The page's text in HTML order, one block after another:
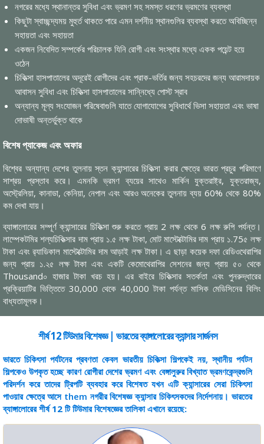
নগরের মধ্যে স্থানান্তর সুবিধা এবং ভ্রমণ সহ সমস্ত ধরণের ভ্রমণের ব্যবস্থা
কিছুটা স্বাচ্ছন্দ্যময় মুহুর্ত থাকতে পারে এমন দর্শনীয় স্থানগুলির ব্যবস্থা করতে অবিচ্ছিন্ন
সহায়তা এবং সহায়তা
একজন নিবেদিত সম্পর্কের পরিচালক যিনি রোগী এবং সংস্থার মধ্যে একক পয়েন্ট হয়ে
ওঠেন
চিকিত্সা হাসপাতালের অদূরেই রোগীদের এবং প্রাক-ভর্তির জন্য সহচরদের জন্য আরামদায়ক
আবাসন সুবিধা এবং চিকিত্সা হাসপাতালের সান্নিধ্যে পোস্ট স্রাব
অন্যান্য মূল্য সংযোজন পরিষেবাগুলি যাতে যোগাযোগের সুবিধার্থে ভিসা সহায়তা এবং ভাষা
দোভাষী অন্তর্ভুক্ত থাকে
বিশেষ প্যাকেজ এবং অফার
বিশ্বের অন্যান্য দেশের তুলনায় স্তন ক্যান্সারের চিকিত্সা করার ক্ষেত্রে ভারত প্রচুর পরিমাণে
সাশ্রয় প্রস্তাব করে। এমনকি ভ্রমণ ব্যয়ের সাথেও মার্কিন যুক্তরাষ্ট্র, যুক্তরাজ্য,
অস্ট্রেলিয়া, কানাডা, কেনিয়া, নেপাল এবং আরও অনেকের তুলনায় ব্যয় 60% থেকে 80%
কম দেখা যায়।
ব্যাঙ্গালোরের সম্পূর্ণ ক্যান্সারের চিকিত্সা শুরু করতে প্রায় 2 লক্ষ থেকে 6 লক্ষ রুপি পর্যন্ত।
লাম্পেকটমির শল্যচিকিত্সার দাম প্রায় ১.৫ লক্ষ টাকা, মোট মাস্টেক্টোমির দাম প্রায় ১.75৫ লক্ষ
টাকা এবং র‌্যাডিকাল মাস্টেক্টোমির দাম আড়াই লক্ষ টাকা। এ ছাড়া কয়েক দফা রেডিওথেরাপির
জন্য প্রায় ১.২৫ লক্ষ টাকা এবং একটি কেমোথেরাপির সেশনের জন্য প্রায় ৫০ থেকে
Thousand০ হাজার টাকা খরচ হয়। এর বাইরে চিকিত্সার সতর্কতা এবং পুনরুদ্ধারের
প্রক্রিয়াটির ভিত্তিতে 30,000 থেকে 40,000 টাকা পর্যন্ত মাসিক মেডিসিনের বিলিং
বাধ্যতামূলক।
শীর্ষ 12 টিউমার বিশেষজ্ঞ | ভারতের ব্যাঙ্গালোরের ক্যান্সার সার্জনস
ভারতে চিকিৎসা পর্যটনের প্রবণতা কেবল ভারতীয় চিকিত্সা শিল্পকেই নয়, স্থানীয় পর্যটন
শিল্পকেও উপকৃত হচ্ছে কারণ রোগীরা দেশের ভ্রমণ এবং বেঙ্গালুরুর বিখ্যাত ভ্রমণকেন্দ্রগুলি
পরিদর্শন করে তাদের ট্রিপটি ব্যবহার করে বিশেষত যখন এটি ক্যান্সারের সেরা চিকিৎসা
পাওয়ার ক্ষেত্রে আসে them নগরীর বিশেষজ্ঞ ক্যান্সার চিকিৎসকদের নির্দেশনায়। ভারতের
ব্যাঙ্গালোরের শীর্ষ 12 টি টিউমার বিশেষজ্ঞের তালিকা এখানে রয়েছে: